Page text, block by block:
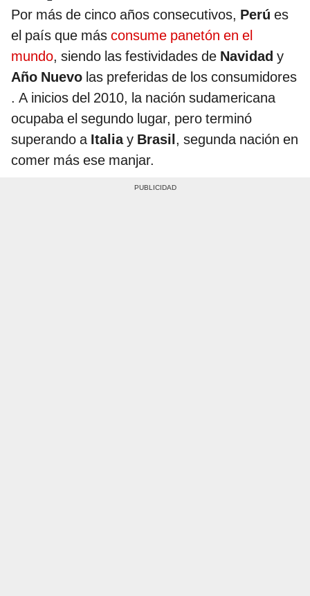
Por más de cinco años consecutivos, Perú es
el país que más consume panetón en el
mundo, siendo las festividades de Navidad y
Año Nuevo las preferidas de los consumidores
. A inicios del 2010, la nación sudamericana
ocupaba el segundo lugar, pero terminó
superando a Italiay Brasil, segunda nación en
comer más ese manjar.